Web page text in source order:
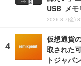
USB メモ
2026.8.7(金)
仮想通貨
取された
トジャパン